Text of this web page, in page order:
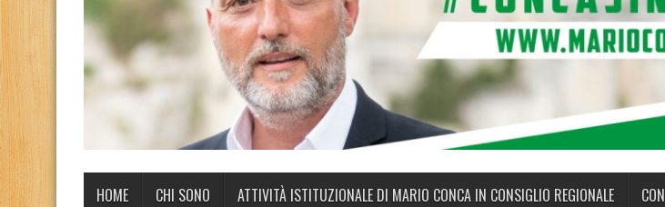
HOME CHI SONO ATTIVITÀ ISTITUZIONALE DI MARIO CONCA IN CONSIGLIO REGIONALE